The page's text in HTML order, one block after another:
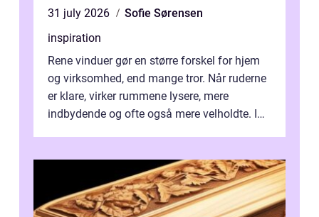
31 july 2026
Sofie Sørensen
inspiration
Rene vinduer gør en større forskel for hjem
og virksomhed, end mange tror. Når ruderne
er klare, virker rummene lysere, mere
indbydende og ofte også mere velholdte. I